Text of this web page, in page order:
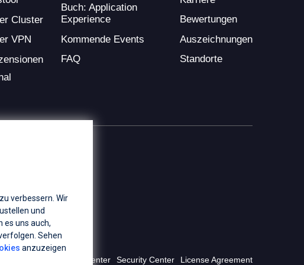
Cluster
VPN
Buch: Application
Experience
Kommende Events
FAQ
Bewertungen
Auszeichnungen
Standorte
Privacy Center Security Center License Agreement
verbessern. Wir
und
es uns auch,
Sehen
anzuzeigen